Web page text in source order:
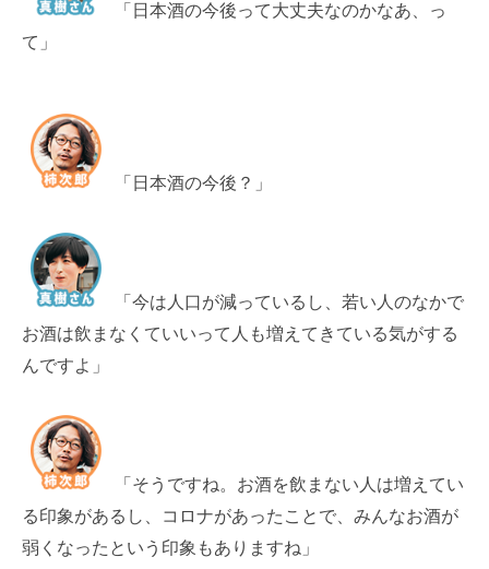
「日本酒の今後って大丈夫なのかなあ、っ
て」
「日本酒の今後？」
「今は人口が減っているし、若い人のなかで
お酒は飲まなくていいって人も増えてきている気がする
んですよ」
「そうですね。お酒を飲まない人は増えてい
る印象があるし、コロナがあったことで、みんなお酒が
弱くなったという印象もありますね」